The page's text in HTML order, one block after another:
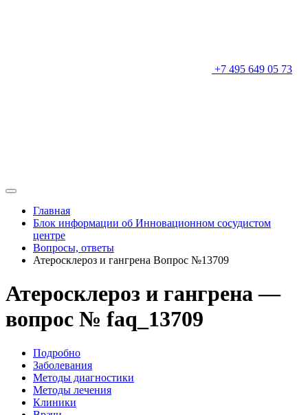
+7 495 649 05 73
Главная
Блок информации об Инновационном сосудистом
центре
Вопросы, ответы
Атеросклероз и гангрена Вопрос №13709
Атеросклероз и гангрена —
вопрос № faq_13709
Подробно
Заболевания
Методы диагностики
Методы лечения
Клиники